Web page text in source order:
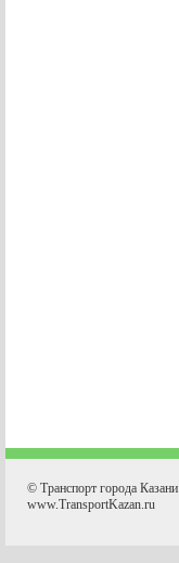
© Транспорт города Казани
www.TransportKazan.ru